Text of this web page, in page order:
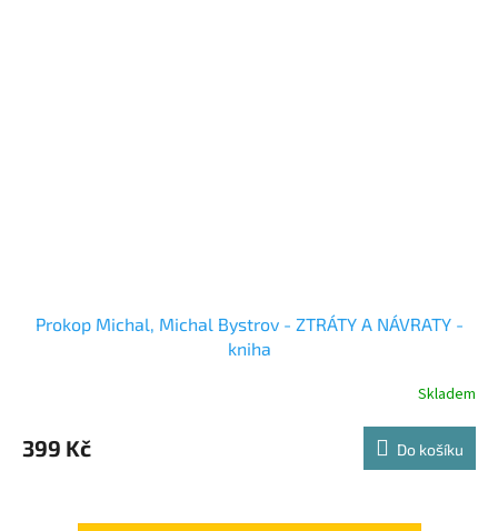
Prokop Michal, Michal Bystrov - ZTRÁTY A NÁVRATY -
kniha
Skladem
399 Kč Do košíku